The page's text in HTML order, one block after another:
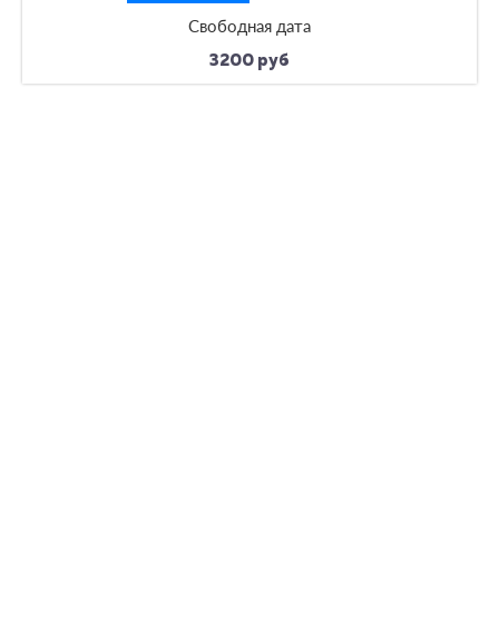
Свободная дата
3200 руб